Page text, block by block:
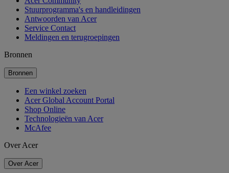
Stuurprogramma's en handleidingen
Antwoorden van Acer
Service Contact
Meldingen en terugroepingen
Bronnen
Bronnen
Een winkel zoeken
Acer Global Account Portal
Shop Online
Technologieën van Acer
McAfee
Over Acer
Over Acer